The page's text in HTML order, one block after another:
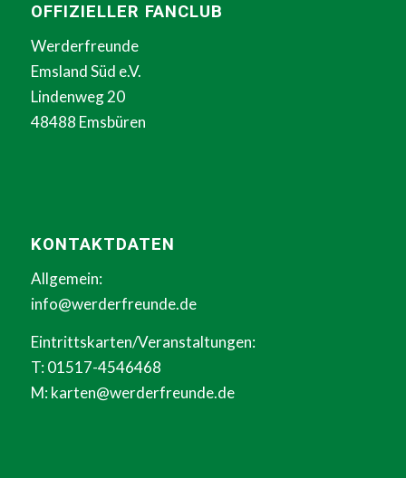
OFFIZIELLER FANCLUB
Werderfreunde
Emsland Süd e.V.
Lindenweg 20
48488 Emsbüren
KONTAKTDATEN
Allgemein:
info@werderfreunde.de
Eintrittskarten/Veranstaltungen:
T: 01517-4546468
M:karten@werderfreunde.de